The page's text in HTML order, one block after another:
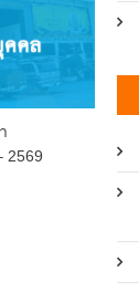
2569